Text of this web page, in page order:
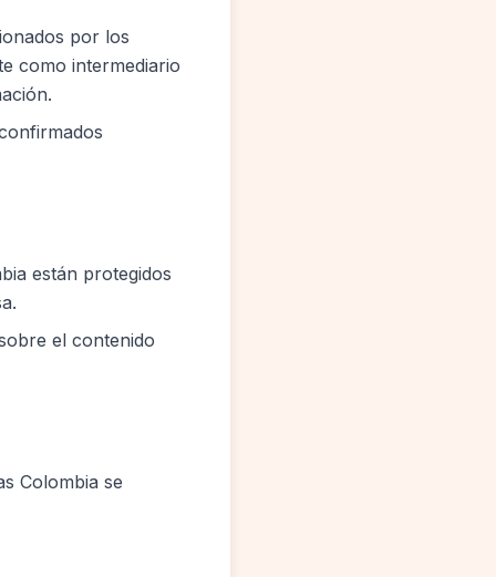
por los
como intermediario
están protegidos
el contenido
Colombia se